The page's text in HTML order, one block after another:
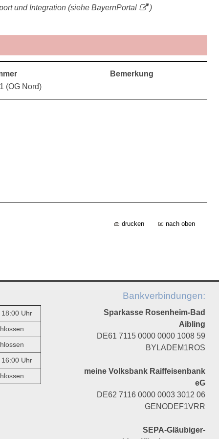
und Integration (siehe BayernPortal )
Bemerkung
(OG Nord)
drucken nach oben
Uhr
Uhr
Bankverbindungen:
Sparkasse Rosenheim-Bad
Aibling
DE61 7115 0000 0000 1008 59
BYLADEM1ROS
meine Volksbank Raiffeisenbank
eG
DE62 7116 0000 0003 3012 06
GENODEF1VRR
SEPA-Gläubiger-